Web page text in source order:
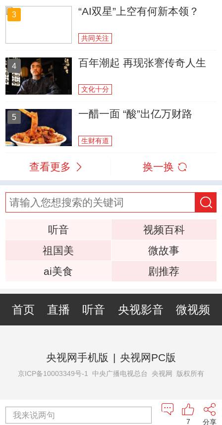
3 “AI双星”上空有何新本领？
共同关注
4 百年潮起 再现张謇传奇人生
文化十分
5 一醋一面 “酸”出亿万财路
生财有道
查看更多 换一换
听音
视频百科
祖国美
微故事
ai美食
剧推荐
首页 直播 听音 央视影音 微视频
央视网手机版 | 央视网PC版
京ICP备10003349号-1 中央广播电视总台 央视网 版权所有
我来说两句
分享
7